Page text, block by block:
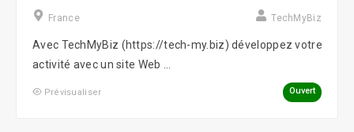
France TechMyBiz
Avec TechMyBiz (https://tech-my.biz) développez votre
activité avec un site Web ...
Prévisualiser Ouvert